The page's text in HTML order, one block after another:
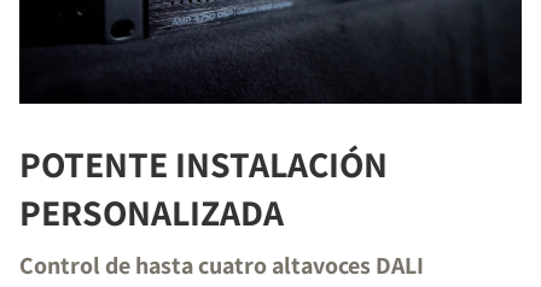
POTENTE INSTALACIÓN
PERSONALIZADA
Control de hasta cuatro altavoces DALI